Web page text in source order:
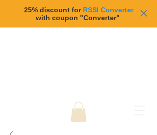
25% discount for RSSI Converter
with coupon "Converter"